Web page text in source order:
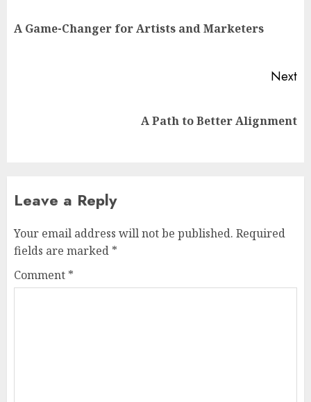
A Game-Changer for Artists and Marketers
Next
A Path to Better Alignment
Leave a Reply
Your email address will not be published. Required
fields are marked *
Comment *